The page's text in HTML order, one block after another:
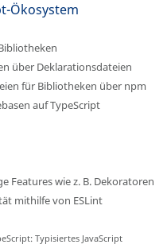
Ökosystem
über Deklarationsdateien
für Bibliotheken über npm
auf TypeScript
Features wie z. B. Dekoratoren
mithilfe von ESLint
Typisiertes JavaScript